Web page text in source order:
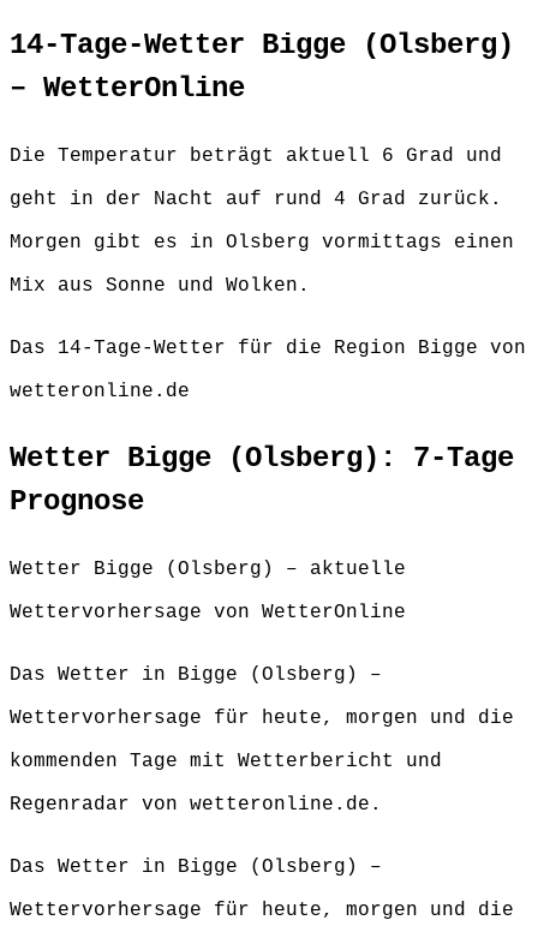
14-Tage-Wetter Bigge (Olsberg)
– WetterOnline
Die Temperatur beträgt aktuell 6 Grad und
geht in der Nacht auf rund 4 Grad zurück.
Morgen gibt es in Olsberg vormittags einen
Mix aus Sonne und Wolken.
Das 14-Tage-Wetter für die Region Bigge von
wetteronline.de
Wetter Bigge (Olsberg): 7-Tage
Prognose
Wetter Bigge (Olsberg) – aktuelle
Wettervorhersage von WetterOnline
Das Wetter in Bigge (Olsberg) –
Wettervorhersage für heute, morgen und die
kommenden Tage mit Wetterbericht und
Regenradar von wetteronline.de.
Das Wetter in Bigge (Olsberg) –
Wettervorhersage für heute, morgen und die